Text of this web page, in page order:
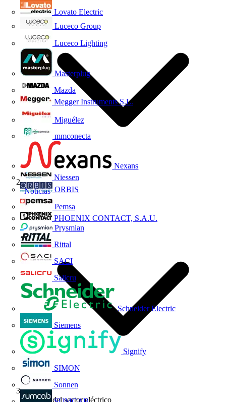
Lovato Electric
Luceco Group
Luceco Lighting
Masterplug
Mazda
Megger Instruments S.L.
Miguélez
mmconecta
Nexans
Niessen
ORBIS
Pemsa
PHOENIX CONTACT, S.A.U.
Prysmian
Rittal
SACI
Salicru
Schneider Electric
Siemens
Signify
SIMON
Sonnen
Noticias
Noticias del sector eléctrico